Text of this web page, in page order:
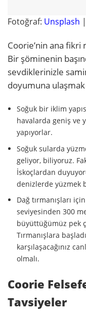
Fotoğraf: Unsplash
Coorie’nin ana
Bir şöminenin
sevdiklerinizle
doyumuna
Soğuk bir iklim
havalarda geniş ve
yapıyorlar.
Soğuk sularda
geliyor, biliyoruz.
İskoçlardan
denizlerde yüzmek
Dağ tırmanışları
seviyesinden 300
büyüttüğümüz pek
Tırmanışlara
karşılaşacağınız
olmalı.
Coorie
Tavsiyeler